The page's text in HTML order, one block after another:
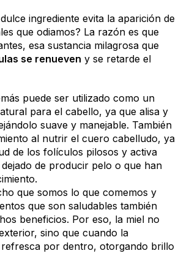
ingrediente evita la aparición de
que odiamos? La razón es que
esa sustancia milagrosa que
se renueven y se retarde el
puede ser utilizado como un
para el cabello, ya que alisa y
suave y manejable. También
al nutrir el cuero cabelludo, ya
de los folículos pilosos y activa
de producir pelo o que han
que somos lo que comemos y
que son saludables también
beneficios. Por eso, la miel no
sino que cuando la
por dentro, otorgando brillo